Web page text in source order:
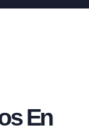
En